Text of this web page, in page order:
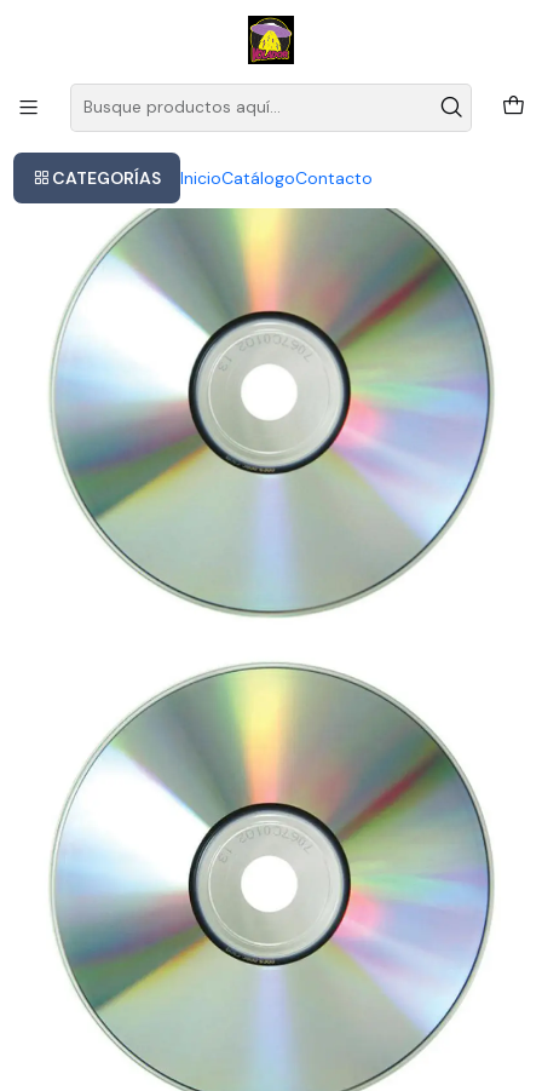
CATEGORÍAS InicioCatálogoContacto
Este es el texto del slide